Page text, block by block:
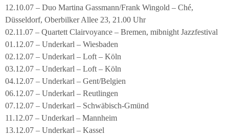
12.10.07 – Duo Martina Gassmann/Frank Wingold – Ché,
Düsseldorf, Oberbilker Allee 23, 21.00 Uhr
02.11.07 – Quartett Clairvoyance – Bremen, mibnight Jazzfestival
01.12.07 – Underkarl – Wiesbaden
02.12.07 – Underkarl – Loft – Köln
03.12.07 – Underkarl – Loft – Köln
04.12.07 – Underkarl – Gent/Belgien
06.12.07 – Underkarl – Reutlingen
07.12.07 – Underkarl – Schwäbisch-Gmünd
11.12.07 – Underkarl – Mannheim
13.12.07 – Underkarl – Kassel